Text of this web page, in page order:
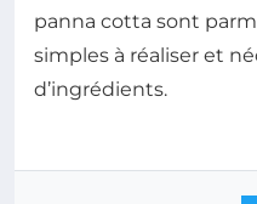
panna cotta sont
simples à réaliser et
d’ingrédients.